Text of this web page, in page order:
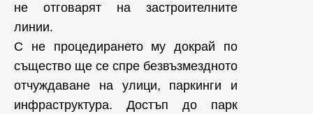
не отговарят на застроителните
линии.
С не процедирането му докрай по
същество ще се спре безвъзмездното
отчуждаване на улици, паркинги и
инфраструктура. Достъп до парк